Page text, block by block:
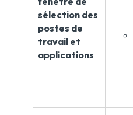
sélection des
postes de
travail et
applications